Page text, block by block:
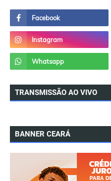
TRANSMISSÃO AO VIVO
BANNER CEARÁ